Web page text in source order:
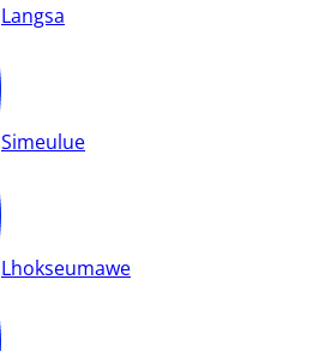
Langsa
Simeulue
Lhokseumawe